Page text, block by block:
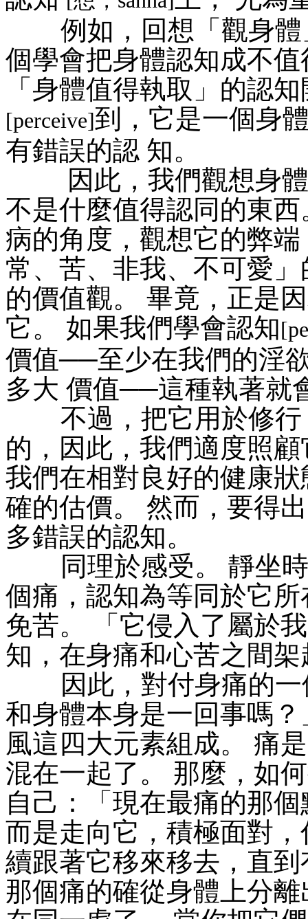
例如，回想「觀身體
個學會把身體認知成不
「身體值得執取」的認
[perceive]到，它是一個身
有錯誤的認 知。
因此，我們觀想身體
不是什麼值得認同的東
病的角度，觀想它的弊
常、苦、非我、不可愛
的價值觀。 畢竟，正是
它。 如果我們學會認知
價值──至少在我們的淫
多大 價值──這種執著就
不過，把它用於修行
的，因此，我們適度照
我們在相對良好的健康
確的估價。 然而，要得
多錯誤的認知。
同理於感受。 靜坐時
個痛，認知為等同於它
免苦。 「它侵入了屬於
知，在身痛和心苦之間
因此，對付身痛的一
和身體本身是一回事嗎
風這四大元素組成。 痛
混在一起了。 那麼，如
自己：「現在最痛的那
而是走向它，積極面對
續跟著它移來移去，直
那個痛的確從身體上分